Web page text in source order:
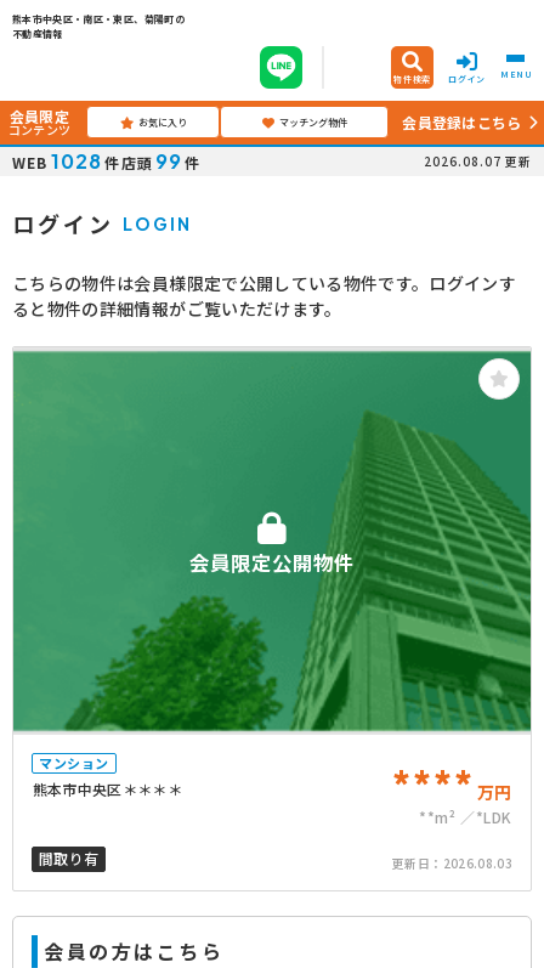
熊本市中央区・南区・東区、菊陽町の
不動産情報
物件検索 ログイン MENU
会員限定
コンテンツ お気に入り マッチング物件
会員登録はこちら
WEB 1028 件店頭 99 件 2026.08.07 更新
ログイン LOGIN
こちらの物件は会員様限定で公開している物件です。ログインす
ると物件の詳細情報がご覧いただけます。
会員限定公開物件
マンション
熊本市中央区＊＊＊＊ **** 万円
**m²
*LDK
間取り有
更新日： 2026.08.03
会員の方はこちら